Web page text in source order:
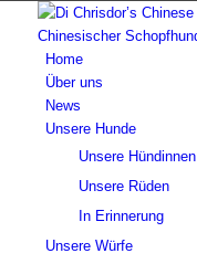
Home
Über uns
News
Unsere Hunde
Unsere Hündinnen
Unsere Rüden
In Erinnerung
Unsere Würfe